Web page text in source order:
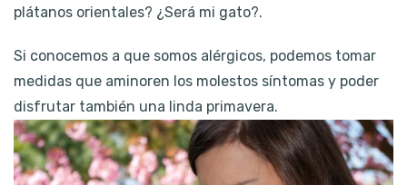
plátanos orientales? ¿Será mi gato?.
Si conocemos a que somos alérgicos, podemos tomar
medidas que aminoren los molestos síntomas y poder
disfrutar también una linda primavera.